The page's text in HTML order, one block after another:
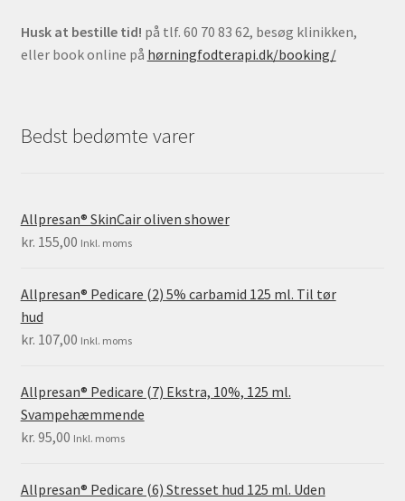
Husk at bestille tid! på tlf. 60 70 83 62, besøg klinikken,
eller book online på hørningfodterapi.dk/booking/
Bedst bedømte varer
Allpresan® SkinCair oliven shower
kr. 155,00 Inkl. moms
Allpresan® Pedicare (2) 5% carbamid 125 ml. Til tør
hud
kr. 107,00 Inkl. moms
Allpresan® Pedicare (7) Ekstra, 10%, 125 ml.
Svampehæmmende
kr. 95,00 Inkl. moms
Allpresan® Pedicare (6) Stresset hud 125 ml. Uden